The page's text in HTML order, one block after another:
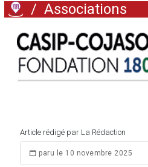
/ Associations
Article rédigé par La Rédaction
paru le 10 novembre 2025